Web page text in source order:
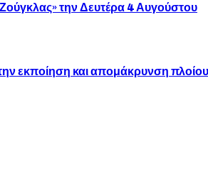
την Δευτέρα 4 Αυγούστου
την εκποίηση και απομάκρυνση